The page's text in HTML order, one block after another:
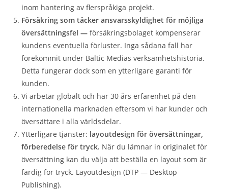
inom hantering av flerspråkiga projekt.
Försäkring som täcker ansvarsskyldighet för möjliga
översättningsfel —försäkringsbolaget kompenserar
kundens eventuella förluster. Inga sådana fall har
förekommit under Baltic Medias verksamhetshistoria.
Detta fungerar dock som en ytterligare garanti för
kunden.
Vi arbetar globalt och har 30 års erfarenhet på den
internationella marknaden eftersom vi har kunder och
översättare i alla världsdelar.
Ytterligare tjänster: layoutdesign för översättningar,
förberedelse för tryck. När du lämnar in originalet för
översättning kan du välja att beställa en layout som är
färdig för tryck. Layoutdesign (DTP — Desktop
Publishing).